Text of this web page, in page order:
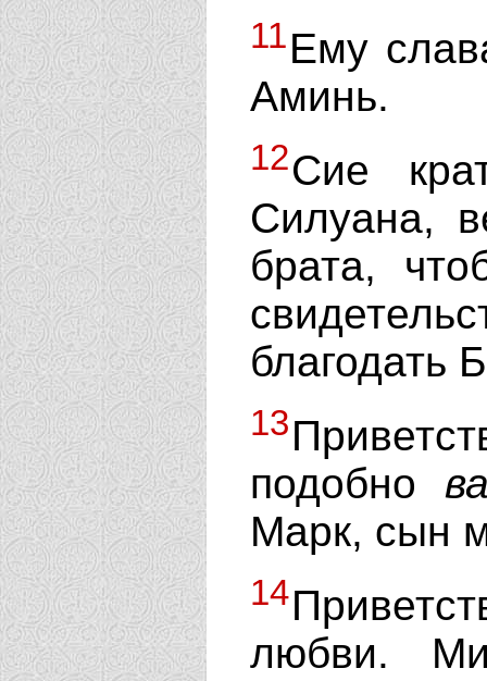
11Ему
Аминь.
12Сие
Силуана,
брата,
благодать
13
подобно
Марк, сын
14
любви.